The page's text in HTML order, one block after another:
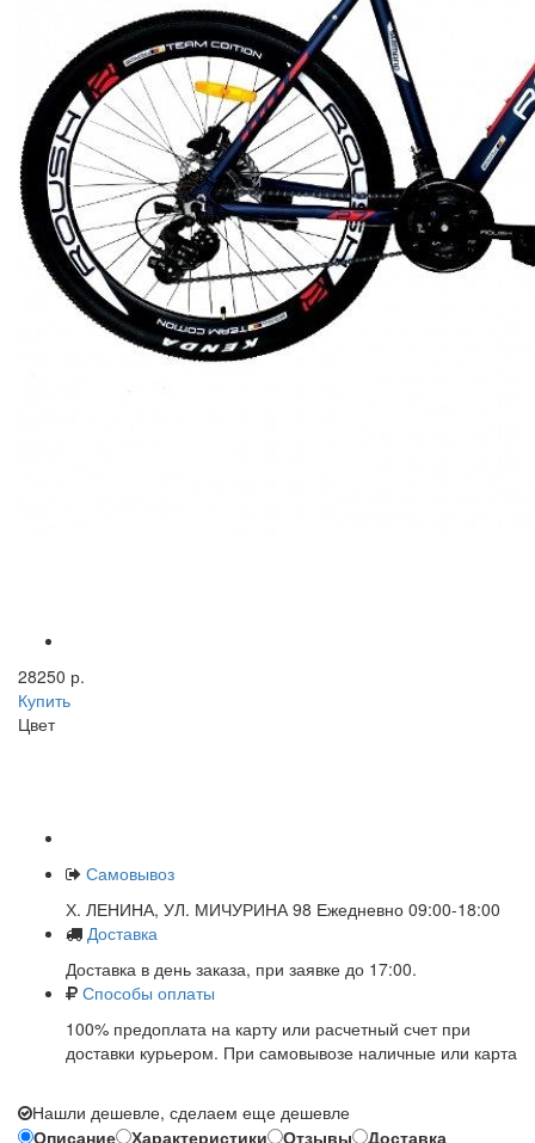
28250 р.
Купить
Цвет
Самовывоз
Х. ЛЕНИНА, УЛ. МИЧУРИНА 98 Ежедневно 09:00-18:00
Доставка
Доставка в день заказа, при заявке до 17:00.
Способы оплаты
100% предоплата на карту или расчетный счет при
доставки курьером. При самовывозе наличные или карта
Нашли дешевле, сделаем еще дешевле
Описание
Характеристики Отзывы Доставка